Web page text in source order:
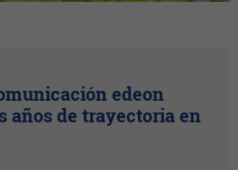
edeon
años de trayectoria en